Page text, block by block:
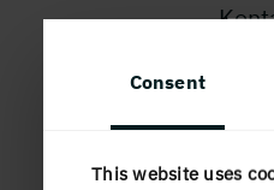
Consent
This website uses